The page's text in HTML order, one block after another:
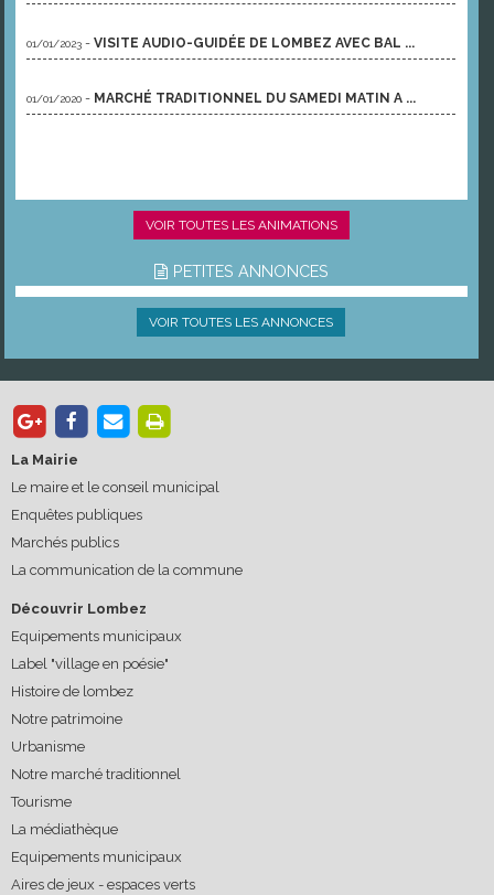
01/01/2023 -VISITE AUDIO-GUIDÉE DE LOMBEZ AVEC BAL ...
01/01/2020 - MARCHÉ TRADITIONNEL DU SAMEDI MATIN A ...
VOIR TOUTES LES ANIMATIONS
PETITES ANNONCES
VOIR TOUTES LES ANNONCES
La Mairie
Le maire et le conseil municipal
Enquêtes publiques
Marchés publics
La communication de la commune
Découvrir Lombez
Equipements municipaux
Label "village en poésie"
Histoire de lombez
Notre patrimoine
Urbanisme
Notre marché traditionnel
Tourisme
La médiathèque
Equipements municipaux
Aires de jeux - espaces verts